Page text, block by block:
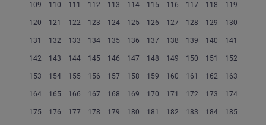
109 110 111 112 113 114 115 116 117 118 119
120 121 122 123 124 125 126 127 128 129 130
131 132 133 134 135 136 137 138 139 140 141
142 143 144 145 146 147 148 149 150 151 152
153 154 155 156 157 158 159 160 161 162 163
164 165 166 167 168 169 170 171 172 173 174
175 176 177 178 179 180 181 182 183 184 185